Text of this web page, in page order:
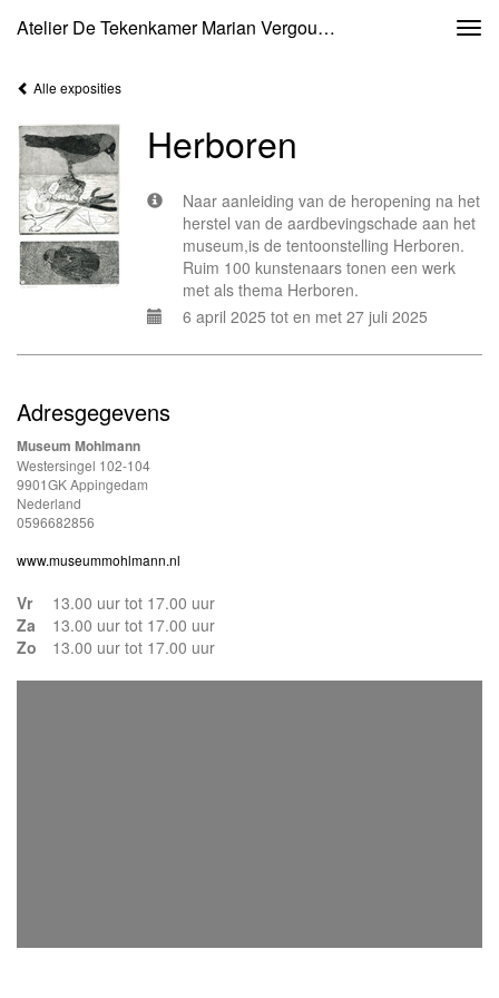
Atelier De Tekenkamer Marian Vergouwen - Herboren
Alle exposities
Herboren
Naar aanleiding van de heropening na het
herstel van de aardbevingschade aan het
museum,is de tentoonstelling Herboren.
Ruim 100 kunstenaars tonen een werk
met als thema Herboren.
6 april 2025 tot en met 27 juli 2025
Adresgegevens
Museum Mohlmann
Westersingel 102-104
9901GK Appingedam
Nederland
0596682856
www.museummohlmann.nl
Vr
13.00 uur tot 17.00 uur
Za
13.00 uur tot 17.00 uur
Zo
13.00 uur tot 17.00 uur